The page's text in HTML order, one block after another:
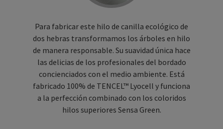
Para fabricar este hilo de canilla ecológico de
dos hebras transformamos los árboles en hilo
de manera responsable. Su suavidad única hace
las delicias de los profesionales del bordado
concienciados con el medio ambiente. Está
fabricado 100% de TENCEL™ Lyocell y funciona
a la perfección combinado con los coloridos
hilos superiores Sensa Green.